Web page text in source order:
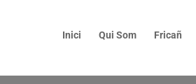
Inici Qui Som Fricañ